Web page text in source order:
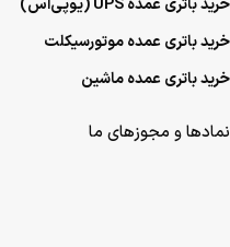
خرید باتری عمده UPS (یو‌پی‌اس)
خرید باتری عمده موتورسیکلت
خرید باتری عمده ماشین
نمادها و مجوزهای ما